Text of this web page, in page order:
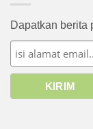
Dapatkan berita